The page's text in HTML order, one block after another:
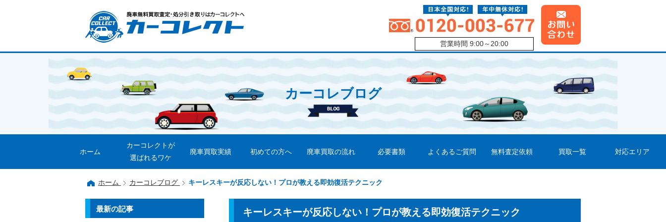
営業時間 9:00～20:00
カーコレブログ
ホーム
カーコレクトが
選ばれるワケ
廃車買取実績 初めての方へ 廃車買取の流れ 必要書類 よくあるご質問 無料査定依頼 買取一覧 対応エリア
ホーム カーコレブログ キーレスキーが反応しない！プロが教える即効復活テクニック
キーレスキーが反応しない！プロが教える即効復活テクニック
最新の記事